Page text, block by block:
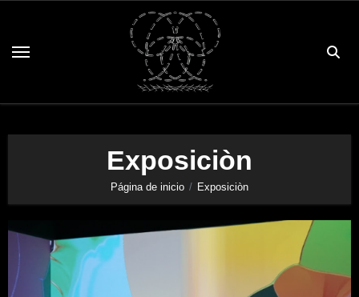
contenido
Exposiciòn
Página de inicio Exposiciòn